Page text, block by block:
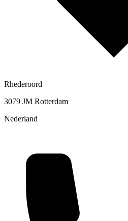
Rhederoord
3079 JM Rotterdam
Nederland